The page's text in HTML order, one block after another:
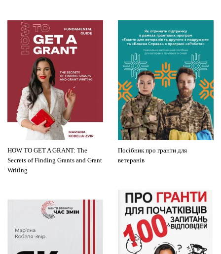
HOW TO GET A GRANT: The
Secrets of Finding Grants and Grant
Writing
Посібник про гранти для
ветеранів